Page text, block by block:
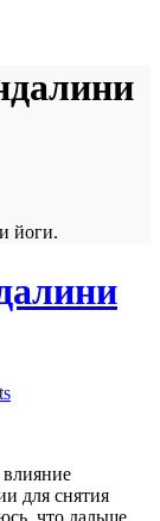
йоги.
влияние
для снятия
что дальше